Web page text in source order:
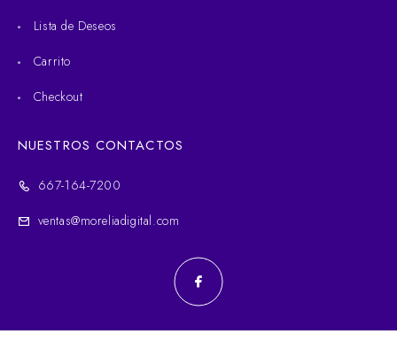
Lista de Deseos
Carrito
Checkout
NUESTROS CONTACTOS
667-164-7200
ventas@moreliadigital.com